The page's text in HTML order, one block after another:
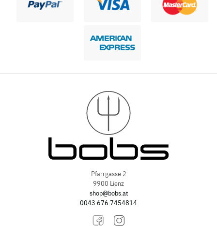
Pfarrgasse 2
9900 Lienz
shop@bobs.at
0043 676 7454814